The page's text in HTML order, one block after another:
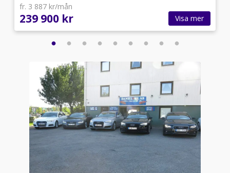
fr. 3 887 kr/mån
239 900 kr Visa mer